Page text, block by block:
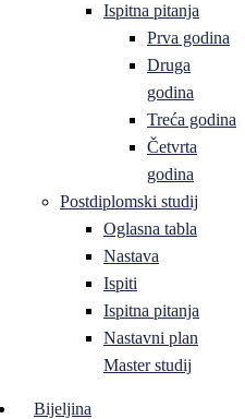
Ispitna pitanja
Prva godina
Druga
godina
Treća godina
Četvrta
godina
Postdiplomski studij
Oglasna tabla
Nastava
Ispiti
Ispitna pitanja
Nastavni plan
Master studij
Bijeljina